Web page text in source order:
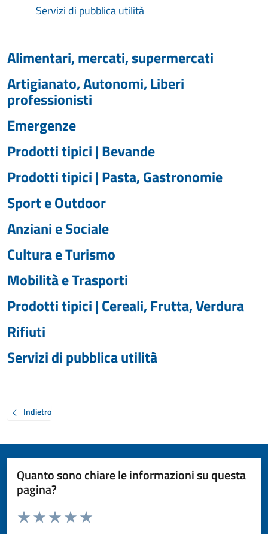
Servizi di pubblica utilità
Alimentari, mercati, supermercati
Artigianato, Autonomi, Liberi
professionisti
Emergenze
Prodotti tipici | Bevande
Prodotti tipici | Pasta, Gastronomie
Sport e Outdoor
Anziani e Sociale
Cultura e Turismo
Mobilità e Trasporti
Prodotti tipici | Cereali, Frutta, Verdura
Rifiuti
Servizi di pubblica utilità
Indietro
Quanto sono chiare le informazioni su questa
pagina?
Valuta da 1 a 5 stelle la pagina